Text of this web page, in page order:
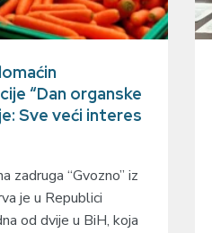
“Dan organske
Sve veći interes
zadruga “Gvozno” iz
je u Republici
od dvije u BiH, koja